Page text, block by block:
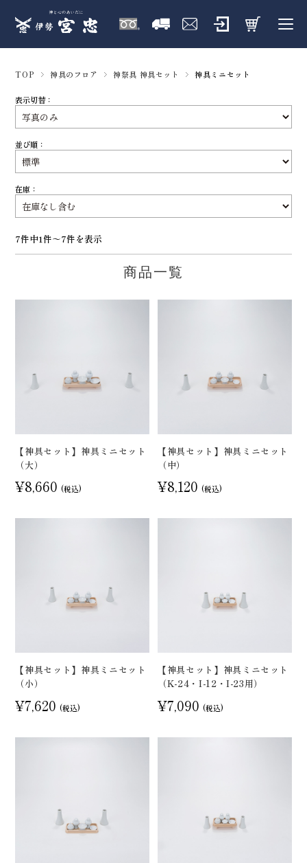
TOP 神具のフロア 神祭具 神具セット 神具ミニセット
表示切替：
並び順：
在庫：
7件中1件～7件を表示
商品一覧
【神具セット】神具ミニセット
（大）
¥8,660 (税込)
【神具セット】神具ミニセット
（中）
¥8,120 (税込)
【神具セット】神具ミニセット
（小）
¥7,620 (税込)
【神具セット】神具ミニセット
（K-24・I-12・I-23用）
¥7,090 (税込)